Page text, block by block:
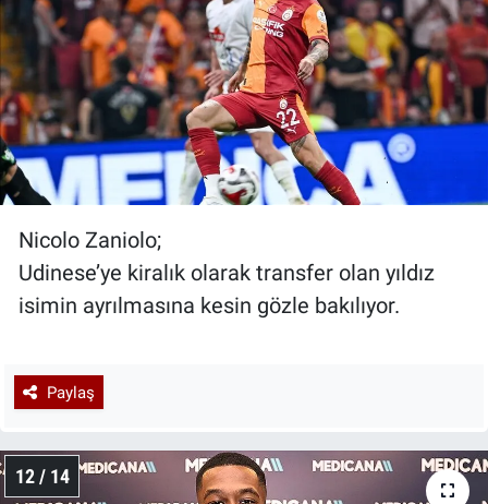
Nicolo Zaniolo;
Udinese’ye kiralık olarak transfer olan yıldız
isimin ayrılmasına kesin gözle bakılıyor.
Paylaş
12 / 14